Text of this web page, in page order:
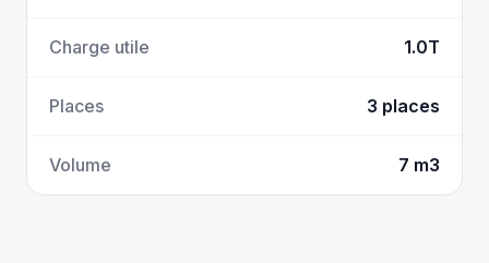
Charge utile 1.0T
Places 3 places
Volume 7 m3